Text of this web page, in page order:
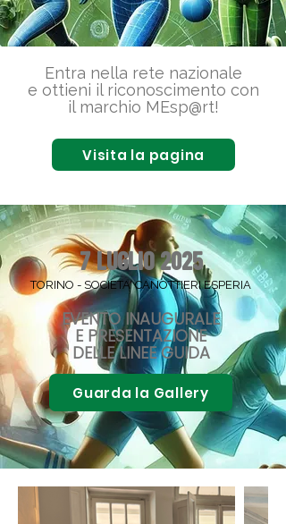
Entra nella rete nazionale
e ottieni il riconoscimento con
il marchio MEsp@rt!
Visita la pagina
7 LUGLIO 2025
TORINO - SOCIETA' CANOTTIERI ESPERIA
EVENTO INAUGURALE
E PRESENTAZIONE
DELLE LINEE GUIDA
Guarda la Gallery